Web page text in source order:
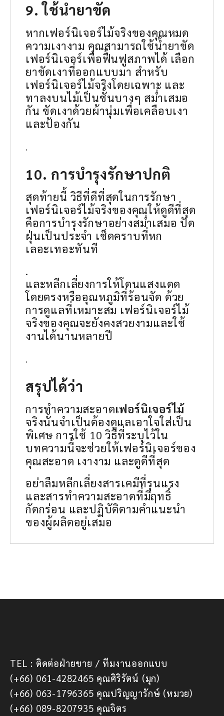
9. ใช้นำยาขัด
หากเฟอร์นิเจอร์ไม้จริงของคุณหมด
ความเงางาม คุณสามารถใช้น้ำยาขัด
เฟอร์นิเจอร์เพื่อฟื้นฟูสภาพได้ เลือก
ยาขัดเงาที่ออกแบบมา สำหรับ
เฟอร์นิเจอร์ไม้จริงโดยเฉพาะ และ
ทาลงบนไม้เป็นชั้นบางๆ สม่ำเสมอ
กัน ขัดเงาด้วยผ้านุ่มเพื่อเคลือบเงา
และป้องกัน
.
10. การบำรุงรักษาปกติ
สุดท้ายนี้ วิธีที่ดีที่สุดในการรักษา
เฟอร์นิเจอร์ไม้จริงของคุณให้ดูดีที่สุด
คือการบำรุงรักษาอย่างสม่ำเสมอ ปัด
ฝุ่นเป็นประจำ เช็ดคราบที่หก
เลอะเทอะทันที
.
และหลีกเลี่ยงการให้โดนแสงแดด
โดยตรงหรืออุณหภูมิที่ร้อนจัด ด้วย
การดูแลที่เหมาะสม เฟอร์นิเจอร์ไม้
จริงของคุณจะยังคงสวยงามและใช้
งานได้นานหลายปี
.
สรุปได้ว่า
การทำความสะอาดเฟอร์นิเจอร์ไม้
จริงนั้นจำเป็นต้องดูแลเอาใจใส่เป็น
พิเศษ การใช้ 10 วิธีที่ระบุไว้ใน
บทความนี้จะช่วยให้เฟอร์นิเจอร์ของ
คุณสะอาด เงางาม และดูดีที่สุด
อย่าลืมหลีกเลี่ยงสารเคมีที่รุนแรง
และสารทำความสะอาดที่มีฤทธิ์
กัดกร่อน และปฏิบัติตามคำแนะนำ
ของผู้ผลิตอยู่เสมอ
TEL : ติดต่อฝ่ายขาย / ทีมงานออกแบบ
(+66) 061-4282465 คุณศิริรัตน์ (มุก)
(+66) 063-1796365 คุณปริญญารักษ์ (หมวย)
(+66) 089-8207935 คุณจิตร